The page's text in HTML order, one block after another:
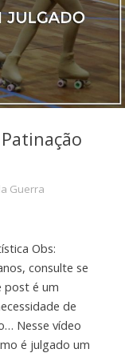
Guerra
Obs:
consulte se
post é um
de
Nesse vídeo
é julgado um